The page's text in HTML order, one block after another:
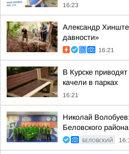
16:23
Александр
давности»
16:21
В Курске
качели в парках
16:21
Николай
Беловского
БЕЛОВСКИЙ